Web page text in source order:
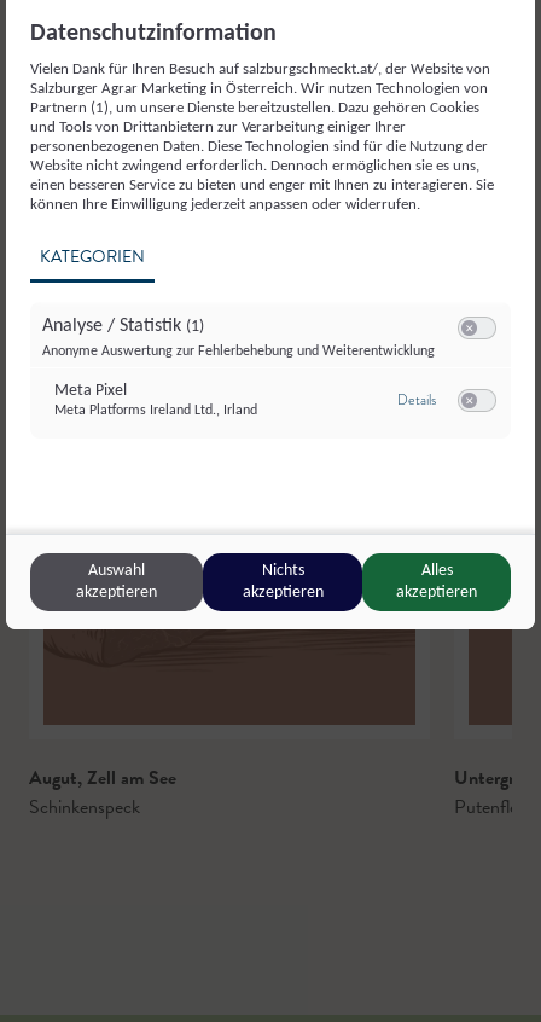
Weitere Produkte aus der
Kategorie
Fleisch und Fleischerzeugnisse
Augut,Zell am See
Schinkenspeck
Untergrub
Datenschutzinformation
Vielen Dank für Ihren Besuch auf salzburgschmeckt.at/, der Website von
Salzburger Agrar Marketing in Österreich. Wir nutzen Technologien von
Partnern (1), um unsere Dienste bereitzustellen. Dazu gehören Cookies
und Tools von Drittanbietern zur Verarbeitung einiger Ihrer
personenbezogenen Daten. Diese Technologien sind für die Nutzung der
Website nicht zwingend erforderlich. Dennoch ermöglichen sie es uns,
einen besseren Service zu bieten und enger mit Ihnen zu interagieren. Sie
können Ihre Einwilligung jederzeit anpassen oder widerrufen.
KATEGORIEN
Analyse / Statistik (1)
Anonyme Auswertung zur Fehlerbehebung und Weiterentwicklung
Meta Pixel
Meta Platforms Ireland Ltd., Irland
Detailszu Meta Pixel
Auswahl
akzeptieren
Nichts
akzeptieren
Alles
akzeptieren